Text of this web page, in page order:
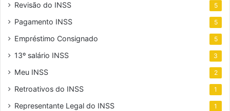
Revisão do INSS 5
Pagamento INSS 5
Empréstimo Consignado 5
13º salário INSS 3
Meu INSS 2
Retroativos do INSS 1
Representante Legal do INSS 1